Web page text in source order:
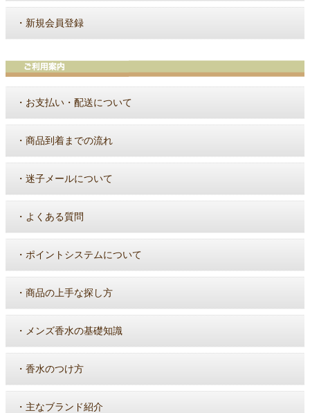
・ 新規会員登録
・ お支払い・配送について
・ 商品到着までの流れ
・ 迷子メールについて
・ よくある質問
・ ポイントシステムについて
・ 商品の上手な探し方
・ メンズ香水の基礎知識
・ 香水のつけ方
・ 主なブランド紹介